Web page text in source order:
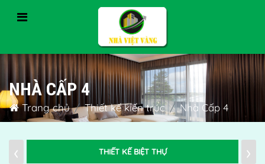
NHÀ CẤP 4
Trang chủ Thiết kế kiến trúc Nhà Cấp 4
THIẾT KẾ BIỆT THỰ
‹ ›